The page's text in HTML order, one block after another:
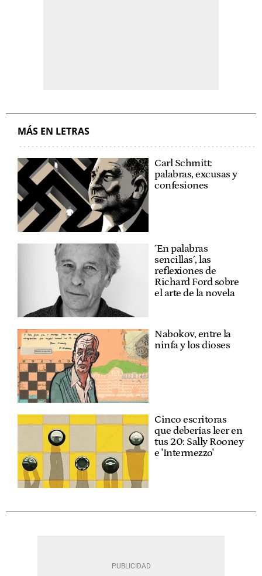
MÁS EN LETRAS
Carl Schmitt:
palabras, excusas y
confesiones
´En palabras
sencillas´, las
reflexiones de
Richard Ford sobre
el arte de la novela
Nabokov, entre la
ninfa y los dioses
Cinco escritoras
que deberías leer en
tus 20: Sally Rooney
e 'Intermezzo'